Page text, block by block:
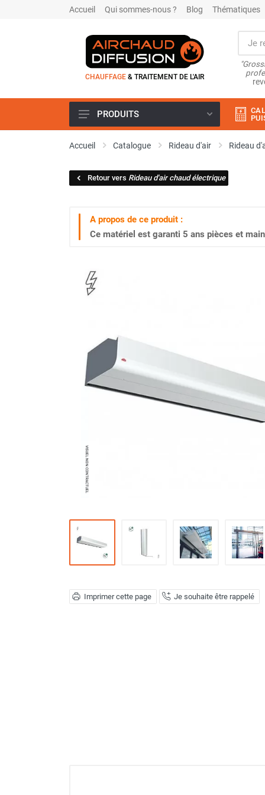
Accueil Qui sommes-nous ? Blog Thématiques
CHAUFFAGE & TRAITEMENT DE L'AIR
Climatiseur
Climatiseur mobile résidentiel et
Rafraîchisseur d'air
Rafraichisseur d'air mobile
Brumisateur d'air
Coffret de brumisation
Brasseur d'air
Ventilateur fixe
Ventilateur industriel
Ventilateur de chantier
Ventilateur centrifuge
Ventilateur de table
Extracteur d'air mural
Extracteur d'air mural hélicoïde
Extracteur d'air mural centrifuge
Extracteur d'air mural résidentiel
Déstratificateur ventilateur de
plafond
Déstratificateur industriel à pales
Déstratificateur de plafond design
Déstratificateur Airius
PRODUITS
Accueil Catalogue Rideau d'air Rideau
Retour vers Rideau d'air chaud électrique
A propos de ce produit :
Ce matériel est garanti 5 ans pièces et
Imprimer cette page Je souhaite être rappelé